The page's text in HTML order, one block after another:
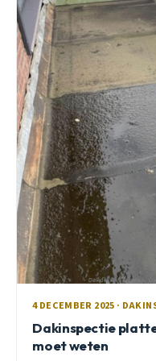
4 DECEMBER 2025 ·
Dakinspectie
moet weten